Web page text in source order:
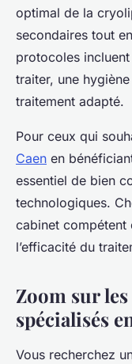
optimal de la
secondaires tout
protocoles
traiter, une
traitement adapté.
Pour ceux qui
Caen en
essentiel de bien
technologiques.
cabinet compétent
l’efficacité du
Zoom sur
spécialisés
Vous recherchez